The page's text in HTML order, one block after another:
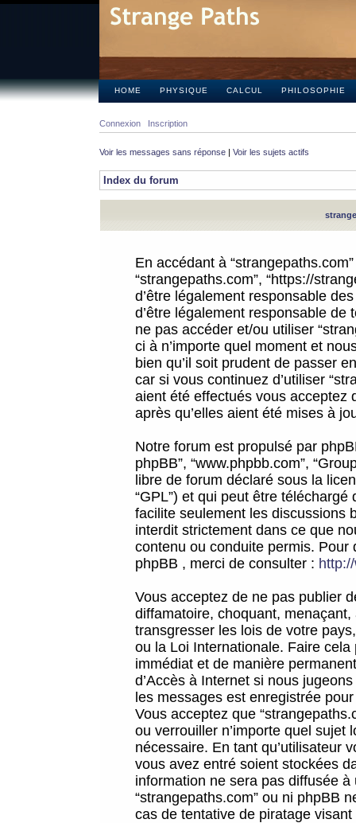
HOME PHYSIQUE CALCUL PHILOSOPHIE
Connexion Inscription
Voir les messages sans réponse | Voir les sujets actifs
Index du forum
En accédant à
“strangepaths.com”, “https://
d’être légalement responsable
d’être légalement responsable
ne pas accéder et/ou utiliser
ci à n’importe quel moment et
bien qu’il soit prudent de passer
car si vous continuez d’utiliser
aient été effectués vous acceptez
après qu’elles aient été mises à
Notre forum est propulsé par
phpBB”, “www.phpbb.com”,
libre de forum déclaré sous la
“GPL”) et qui peut être téléchargé
facilite seulement les discussions
interdit strictement dans ce que
contenu ou conduite permis.
phpBB , merci de consulter :
Vous acceptez de ne pas publier
diffamatoire, choquant,
transgresser les lois de votre
ou la Loi Internationale. Faire
immédiat et de manière
d’Accès à Internet si nous
les messages est enregistrée
Vous acceptez que
ou verrouiller n’importe quel sujet
nécessaire. En tant qu’utilisateur
vous avez entré soient stockées
information ne sera pas diffusée
“strangepaths.com” ou ni phpBB
cas de tentative de piratage